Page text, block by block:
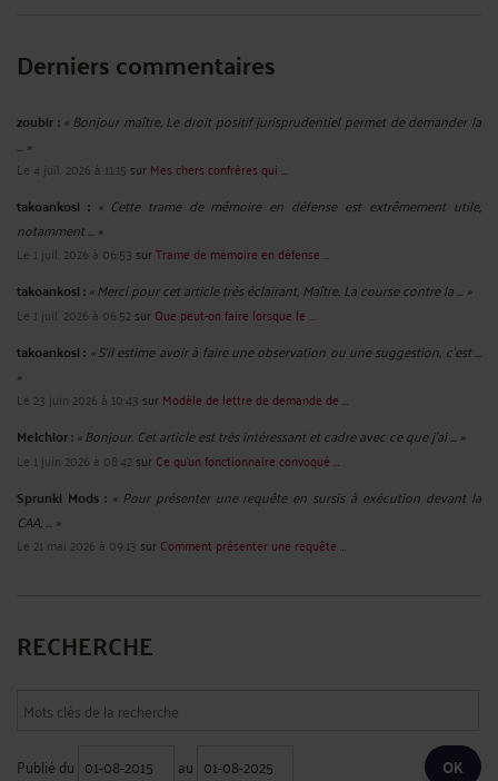
Derniers commentaires
zoubir : « Bonjour maître, Le droit positif jurisprudentiel permet de demander la
... »
Le 4 juil. 2026 à 11:15 sur Mes chers confrères qui ...
takoankosi : « Cette trame de mémoire en défense est extrêmement utile,
notamment ... »
Le 1 juil. 2026 à 06:53 surTrame de mémoire en défense ...
takoankosi :« Merci pour cet article très éclairant, Maître. La course contre la ... »
Le 1 juil. 2026 à 06:52sur Que peut-on faire lorsque le ...
takoankosi : « S’il estime avoir à faire une observation ou une suggestion, c’est ...
»
Le 23 juin 2026 à 10:43 sur Modèle de lettre de demande de ...
Melchior :« Bonjour. Cet article est très intéressant et cadre avec ce que j'ai ... »
Le 1 juin 2026 à 08:42sur Ce qu’un fonctionnaire convoqué ...
Sprunki Mods : « Pour présenter une requête en sursis à exécution devant la
CAA, ... »
Le 21 mai 2026 à 09:13 sur Comment présenter une requête ...
RECHERCHE
Publié du au